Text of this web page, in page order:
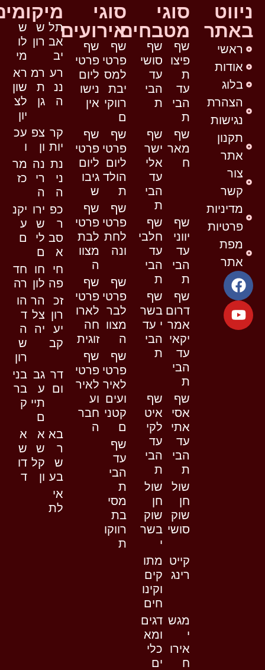
ניווט
באתר
ראשי
אודות
בלוג
הצהרת
נגישות
תקנון
אתר
צור
קשר
מדיניות
פרטיות
מפת
אתר
סוגי
מטבחים
שף
פיצו
ת
עד
הבי
ת
שף
סושי
עד
הבי
ת
שף
מאר
ח
שף
ישר
אלי
עד
הבי
ת
שף
יווני
עד
הבי
ת
שף
חלבי
עד
הבי
ת
שף
דרום
אמר
יקאי
עד
הבי
ת
שף
בשר
י עד
הבי
ת
שף
אסי
אתי
עד
הבי
ת
שף
איט
לקי
עד
הבי
ת
שול
חן
שוק
סושי
שול
חן
שוק
בשר
י
קייט
רינג
מתו
קים
וקינו
חים
מגש
י
אירו
ח
דגים
ומא
כלי
ים
סוגי
אירועים
שף
פרטי
למס
יבת
רווקי
ם
שף
פרטי
ליום
נישו
אין
שף
פרטי
ליום
הולד
ת
שף
פרטי
ליום
גיבו
ש
שף
פרטי
לחת
ונה
שף
פרטי
לבת
מצוו
ה
שף
פרטי
לבר
מצוו
ה
שף
פרטי
לארו
חה
זוגית
שף
פרטי
לאיר
ועים
קטני
ם
שף
פרטי
לאיר
וע
חבר
ה
שף
עד
הבי
ת
מסי
בת
רווקו
ת
תל
אב
יב
ש
רון
ש
לו
מי
רע
ננ
ה
רמ
ת
גן
רא
שון
לצ
יון
קר
יות
צפ
ון
עכ
ו
נת
ני
ה
נה
רי
ה
מר
כז
כפ
ר
סב
א
ירו
ש
לי
ם
יקנ
ע
ם
חי
פה
חו
לון
חד
רה
זכ
רון
יע
קב
הר
צל
יה
הו
ד
ה
ש
רון
דר
ום
גב
ע
תיי
ם
בני
בר
ק
בא
ר
ש
בע
א
ש
קל
ון
א
ש
דו
ד
אי
לת